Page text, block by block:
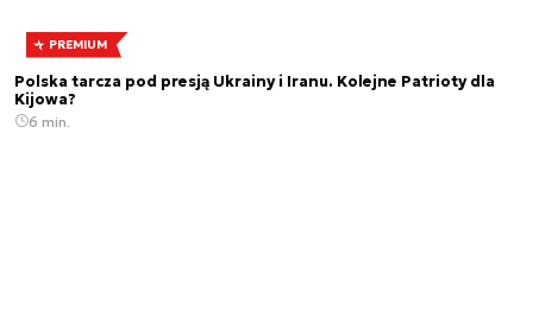
PREMIUM
Polska tarcza pod presją Ukrainy i Iranu. Kolejne Patrioty dla
Kijowa?
6 min.